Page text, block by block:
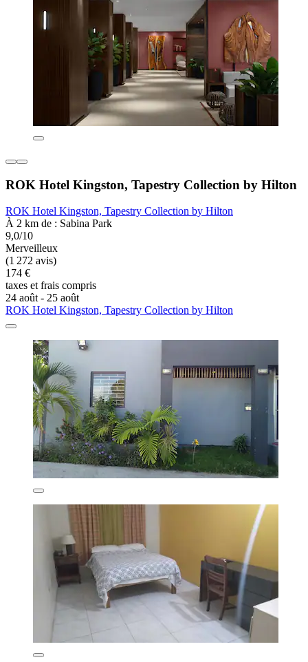
ROK Hotel Kingston, Tapestry Collection by Hilton
ROK Hotel Kingston, Tapestry Collection by Hilton
À 2 km de : Sabina Park
9,0/10
Merveilleux
(1 272 avis)
174 €
taxes et frais compris
24 août - 25 août
ROK Hotel Kingston, Tapestry Collection by Hilton